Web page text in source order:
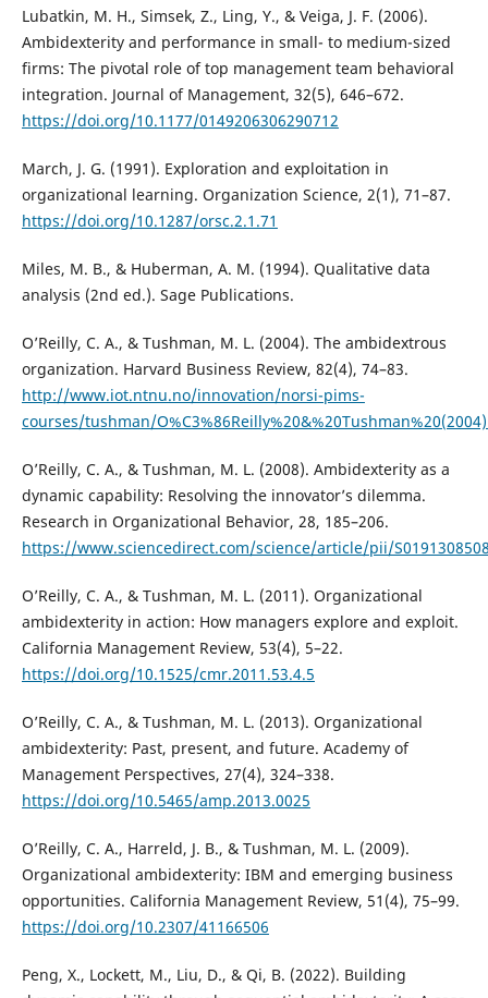
Lubatkin, M. H., Simsek, Z., Ling, Y., & Veiga, J. F. (2006).
Ambidexterity and performance in small- to medium-sized
firms: The pivotal role of top management team behavioral
integration. Journal of Management, 32(5), 646–672.
https://doi.org/10.1177/0149206306290712
March, J. G. (1991). Exploration and exploitation in
organizational learning. Organization Science, 2(1), 71–87.
https://doi.org/10.1287/orsc.2.1.71
Miles, M. B., & Huberman, A. M. (1994). Qualitative data
analysis (2nd ed.). Sage Publications.
O’Reilly, C. A., & Tushman, M. L. (2004). The ambidextrous
organization. Harvard Business Review, 82(4), 74–83.
http://www.iot.ntnu.no/innovation/norsi-pims-
courses/tushman/
O’Reilly, C. A., & Tushman, M. L. (2008). Ambidexterity as a
dynamic capability: Resolving the innovator’s dilemma.
Research in Organizational Behavior, 28, 185–206.
https://www.sciencedirect.com/science/article/pii/
O’Reilly, C. A., & Tushman, M. L. (2011). Organizational
ambidexterity in action: How managers explore and exploit.
California Management Review, 53(4), 5–22.
https://doi.org/10.1525/cmr.2011.53.4.5
O’Reilly, C. A., & Tushman, M. L. (2013). Organizational
ambidexterity: Past, present, and future. Academy of
Management Perspectives, 27(4), 324–338.
https://doi.org/10.5465/amp.2013.0025
O’Reilly, C. A., Harreld, J. B., & Tushman, M. L. (2009).
Organizational ambidexterity: IBM and emerging business
opportunities. California Management Review, 51(4), 75–99.
https://doi.org/10.2307/41166506
Peng, X., Lockett, M., Liu, D., & Qi, B. (2022). Building